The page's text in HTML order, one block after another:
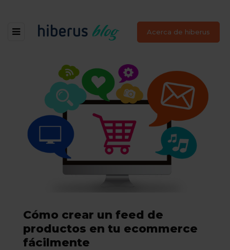
Acerca de hiberus
Cómo crear un feed de
productos en tu ecommerce
fácilmente